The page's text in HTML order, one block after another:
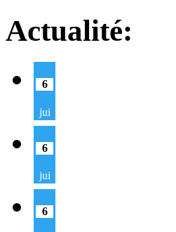
Actualité:
6
jui
6
jui
6